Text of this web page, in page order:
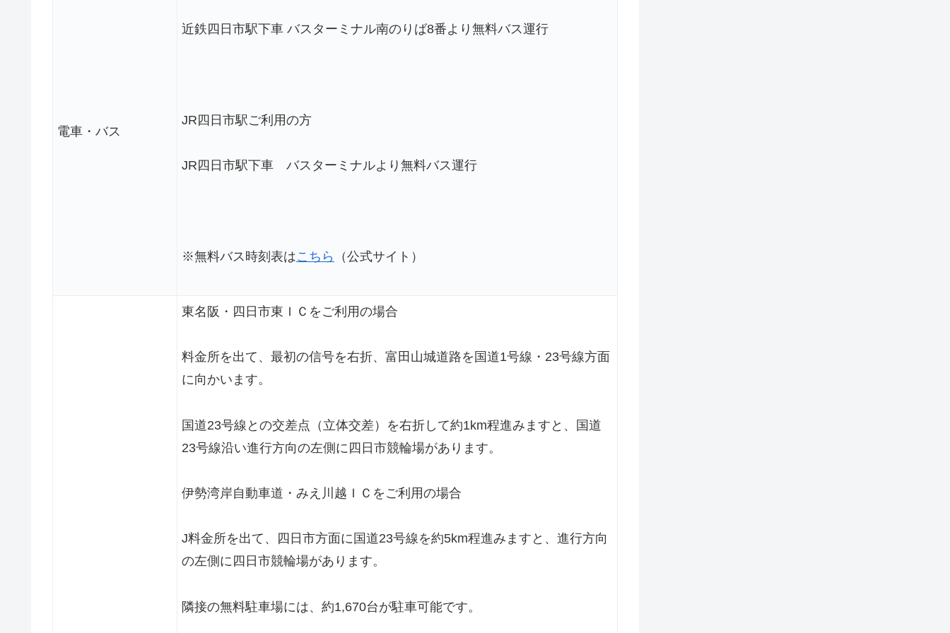
電車・バス
近鉄四日市駅下車 バスターミナル南のりば8番より無料バス運行
JR四日市駅ご利用の方
JR四日市駅下車 バスターミナルより無料バス運行
※無料バス時刻表はこちら （公式サイト）
東名阪・四日市東ＩＣをご利用の場合
料金所を出て、最初の信号を右折、富田山城道路を国道1号線・23号線方面
に向かいます。
国道23号線との交差点（立体交差）を右折して約1km程進みますと、国道
23号線沿い進行方向の左側に四日市競輪場があります。
伊勢湾岸自動車道・みえ川越ＩＣをご利用の場合
J料金所を出て、四日市方面に国道23号線を約5km程進みますと、進行方向
の左側に四日市競輪場があります。
隣接の無料駐車場には、約1,670台が駐車可能です。